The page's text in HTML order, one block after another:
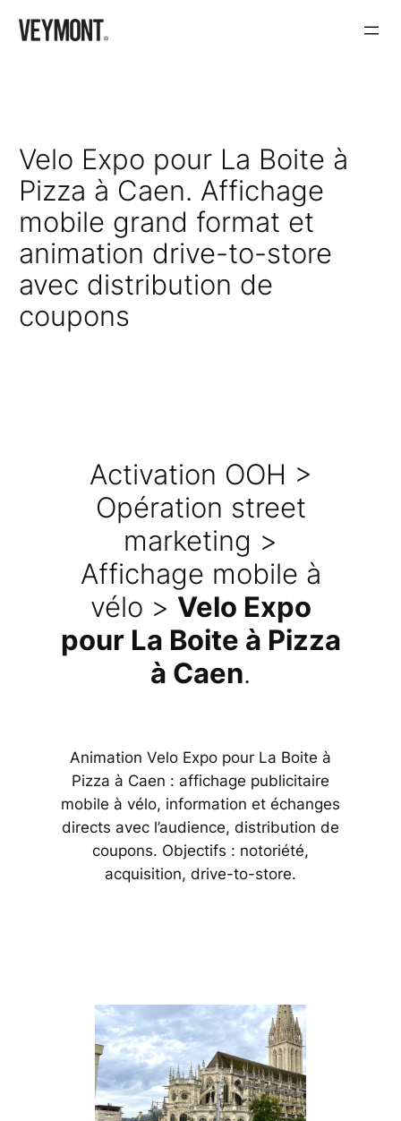
Aller
au
Velo Expo pour La Boite à
Pizza à Caen. Affichage
mobile grand format et
animation drive-to-store
avec distribution de
coupons
Activation OOH >
Opération street
marketing >
Affichage mobile à
vélo > Velo Expo
pour La Boite à Pizza
à Caen.
Animation Velo Expo pour La Boite à
Pizza à Caen : affichage publicitaire
mobile à vélo, information et échanges
directs avec l’audience, distribution de
coupons. Objectifs : notoriété,
acquisition, drive-to-store.